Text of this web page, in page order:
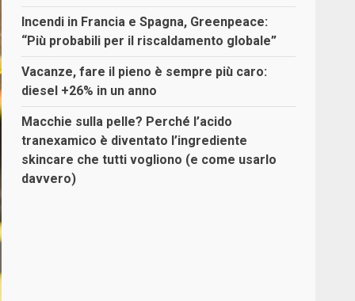
Incendi in Francia e Spagna, Greenpeace:
“Più probabili per il riscaldamento globale”
Vacanze, fare il pieno è sempre più caro:
diesel +26% in un anno
Macchie sulla pelle? Perché l’acido
tranexamico è diventato l’ingrediente
skincare che tutti vogliono (e come usarlo
davvero)